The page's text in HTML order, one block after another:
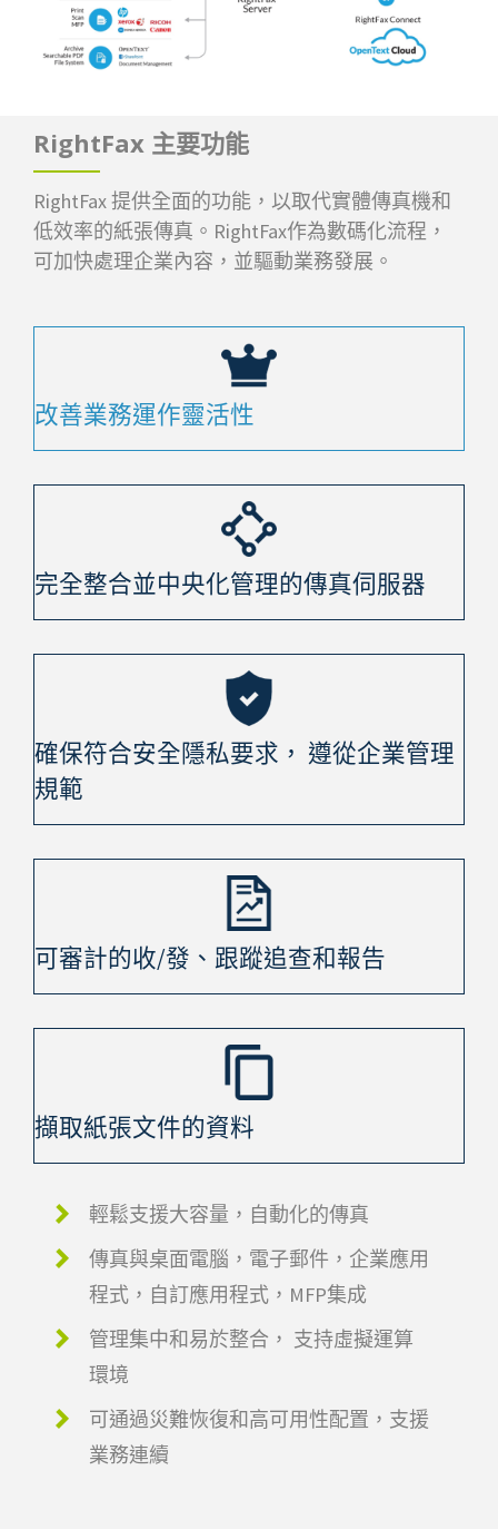
RightFax 主要功能
RightFax 提供全面的功能，以取代實體傳真機和
低效率的紙張傳真。RightFax作為數碼化流程，
可加快處理企業內容，並驅動業務發展。
改善業務運作靈活性
完全整合並中央化管理的傳真伺服器
確保符合安全隱私要求， 遵從企業管理
規範
可審計的收/發、跟蹤追查和報告
擷取紙張文件的資料
輕鬆支援大容量，自動化的傳真
傳真與桌面電腦，電子郵件，企業應用
程式，自訂應用程式，MFP集成
管理集中和易於整合， 支持虛擬運算
環境
可通過災難恢復和高可用性配置，支援
業務連續